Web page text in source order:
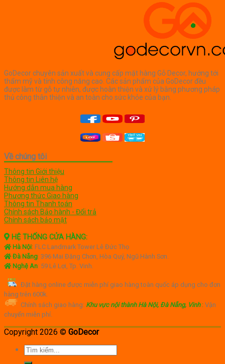
GoDecor chuyên sản xuất và cung cấp mặt hàng Gỗ Decor, hướng tới
thẩm mỹ và tính công năng cao. Các sản phẩm của GoDecor đều
được làm từ gỗ tự nhiên, được hoàn thiện và xử lý bằng phương pháp
thủ công thân thiện và an toàn cho sức khỏe của bạn.
Về chúng tôi
Thông tin Giới thiệu
Thông tin Liên hệ
Hướng dẫn mua hàng
Phương thức Giao hàng
Thông tin Thanh toán
Chính sách Bảo hành - Đổi trả
Chính sách bảo mật
HỆ THỐNG CỬA HÀNG:
Hà Nội: FLC Landmark Tower Lê Đức Thọ
Đà Nẵng: 396 Mai Đăng Chơn, Hòa Quý, Ngũ Hành Sơn.
Nghệ An: 59 Lê Lợi, Tp. Vinh.
Đặt hàng online được miễn phí giao hàng toàn quốc áp dụng cho đơn
hàng trên 600k.
Chính sách giao hàng: Khu vực nội thành Hà Nội, Đà Nẵng, Vinh: Vận
chuyển miễn phí.
Copyright 2026 © GoDecor
Tìm
kiếm: